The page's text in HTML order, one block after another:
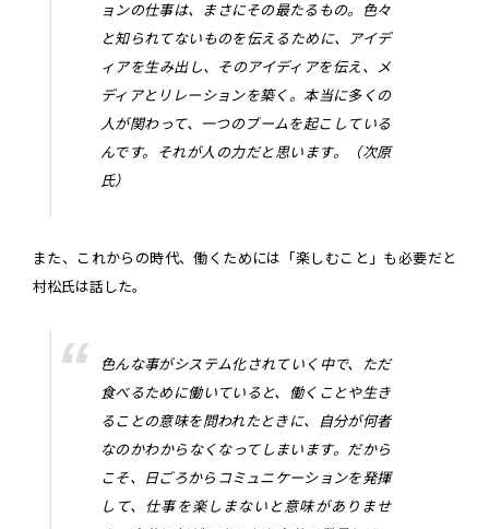
ョンの仕事は、まさにその最たるもの。色々
と知られてないものを伝えるために、アイデ
ィアを生み出し、そのアイディアを伝え、メ
ディアとリレーションを築く。本当に多くの
人が関わって、一つのブームを起こしている
んです。それが人の力だと思います。（次原
氏）
また、これからの時代、働くためには「楽しむこと」も必要だと
村松氏は話した。
色んな事がシステム化されていく中で、ただ
食べるために働いていると、働くことや生き
ることの意味を問われたときに、自分が何者
なのかわからなくなってしまいます。だから
こそ、日ごろからコミュニケーションを発揮
して、仕事を楽しまないと意味がありませ